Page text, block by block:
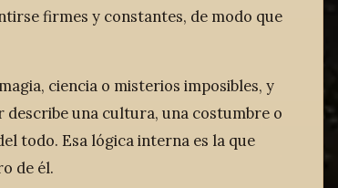
firmes y constantes, de modo que
ciencia o misterios imposibles, y
describe una cultura, una costumbre o
todo. Esa lógica interna es la que
de él.